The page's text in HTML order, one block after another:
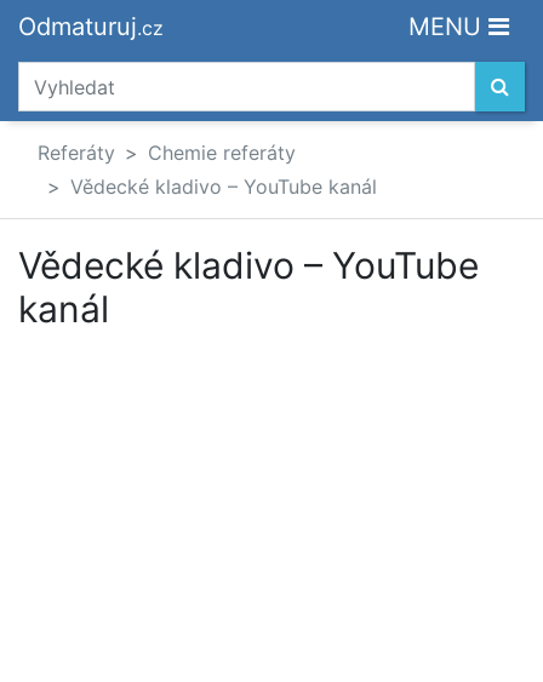
Odmaturuj.cz MENU
Referáty
Chemie referáty
Vědecké kladivo – YouTube kanál
Vědecké kladivo – YouTube
kanál